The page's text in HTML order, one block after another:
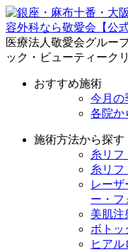
医療法人敬愛会グルー
ック・ビューティーク
おすすめ施術
今月の
各院か
施術方法から探す
糸リフ
糸リフ
レー
ー・フ
美肌注
ボトッ
ヒアル